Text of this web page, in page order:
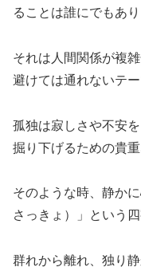
ることは誰にでもあり
それは人間関係が複
避けては通れないテー
孤独は寂しさや不安
掘り下げるための貴
そのような時、静か
さっきょ）」という四
群れから離れ、独り